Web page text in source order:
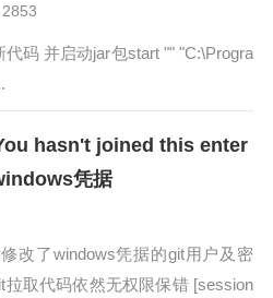
2853
码 并启动jar包start "" "C:\Progra
hasn't joined this enter
凭据
改了windows凭据的git用户及密
拉取代码依然无权限保错 [session